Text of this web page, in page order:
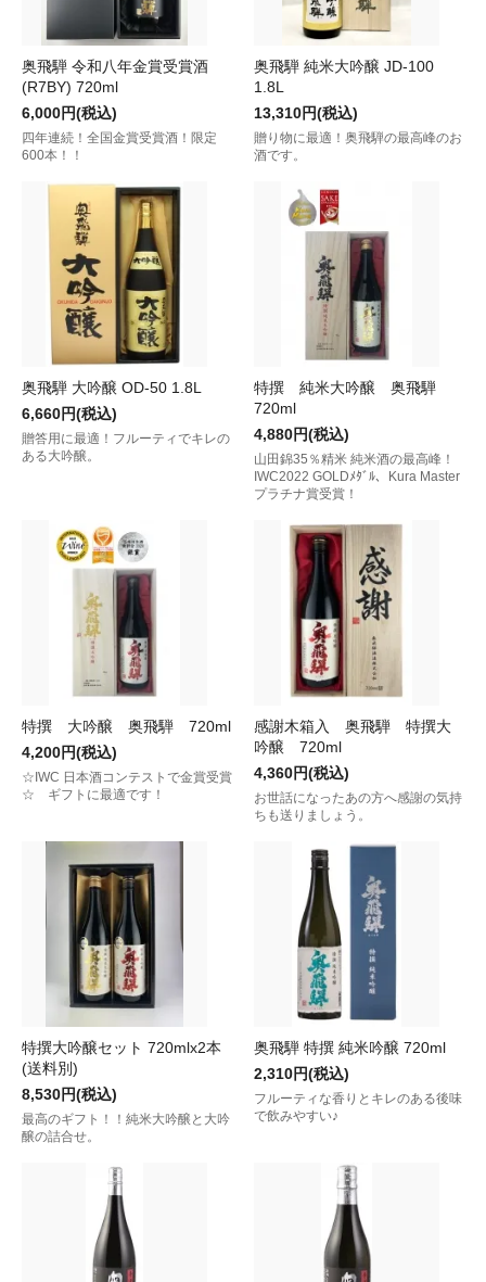
奥飛騨 令和八年金賞受賞酒
(R7BY) 720ml
6,000円(税込)
四年連続！全国金賞受賞酒！限定
600本！！
奥飛騨 純米大吟醸 JD-100
1.8L
13,310円(税込)
贈り物に最適！奥飛騨の最高峰のお
酒です。
奥飛騨 大吟醸 OD-50 1.8L
6,660円(税込)
贈答用に最適！フルーティでキレの
ある大吟醸。
特撰 純米大吟醸 奥飛騨
720ml
4,880円(税込)
山田錦35％精米 純米酒の最高峰！
IWC2022 GOLDﾒﾀﾞﾙ、Kura Master
プラチナ賞受賞！
特撰 大吟醸 奥飛騨 720ml
4,200円(税込)
☆IWC 日本酒コンテストで金賞受賞
☆ ギフトに最適です！
感謝木箱入 奥飛騨 特撰大
吟醸 720ml
4,360円(税込)
お世話になったあの方へ感謝の気持
ちも送りましょう。
特撰大吟醸セット 720mlx2本
(送料別)
8,530円(税込)
最高のギフト！！純米大吟醸と大吟
醸の詰合せ。
奥飛騨 特撰 純米吟醸 720ml
2,310円(税込)
フルーティな香りとキレのある後味
で飲みやすい♪